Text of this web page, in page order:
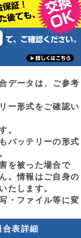
データは、ご参考
ー形式をご確認い
。
バッテリーの形式
を被った場合で
。情報はご自身の
たします。
・ファイル等に変
表詳細